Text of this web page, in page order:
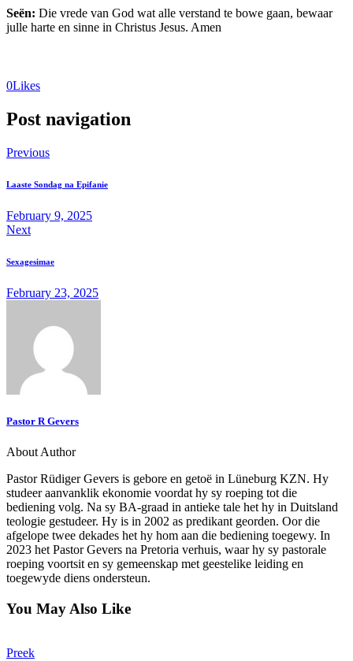
Seën: Die vrede van God wat alle verstand te bowe gaan, bewaar
julle harte en sinne in Christus Jesus. Amen
0Likes
Post navigation
Previous
Laaste Sondag na Epifanie
February 9, 2025
Next
Sexagesimae
February 23, 2025
Pastor R Gevers
About Author
Pastor Rüdiger Gevers is gebore en getoë in Lüneburg KZN. Hy
studeer aanvanklik ekonomie voordat hy sy roeping tot die
bediening volg. Na sy BA-graad in antieke tale het hy in Duitsland
teologie gestudeer. Hy is in 2002 as predikant georden. Oor die
afgelope twee dekades het hy hom aan die bediening toegewy. In
2023 het Pastor Gevers na Pretoria verhuis, waar hy sy pastorale
roeping voortsit en sy gemeenskap met geestelike leiding en
toegewyde diens ondersteun.
You May Also Like
Preek